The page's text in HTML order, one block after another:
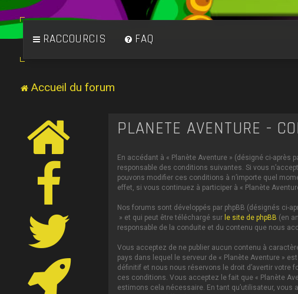
RACCOURCIS FAQ
Accueil du forum
PLANÈTE AVENTURE -
En accédant à « Planète Aventure » (désigné ci-après
responsable des conditions suivantes. Si vous
pouvons modifier ces conditions à n’importe quel
effet, si vous continuez à participer à « Planète
Nos forums sont développés par phpBB (désignés ci-
» et qui peut être téléchargé sur le site de phpBB (en
responsable de la conduite et du contenu que nous
Vous acceptez de ne publier aucun contenu à
pays dans lequel le serveur de « Planète Aventure »
définitif et nous nous réservons le droit d’avertir votre
ces conditions. Vous acceptez le fait que « Planète
estimons cela nécessaire. En tant qu’utilisateur,